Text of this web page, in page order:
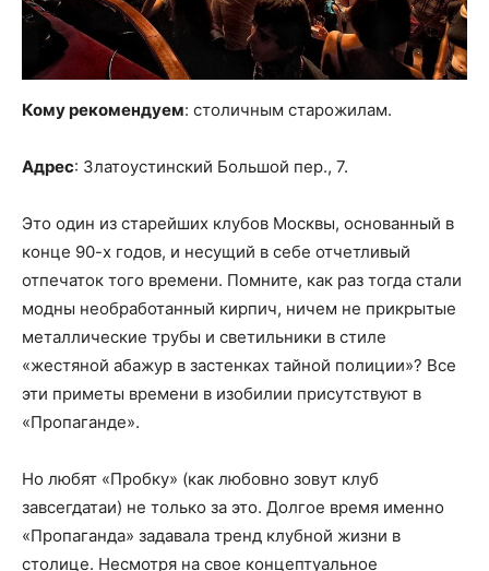
Кому рекомендуем: столичным старожилам.
Адрес: Златоустинский Большой пер., 7.
Это один из старейших клубов Москвы, основанный в
конце 90-х годов, и несущий в себе отчетливый
отпечаток того времени. Помните, как раз тогда стали
модны необработанный кирпич, ничем не прикрытые
металлические трубы и светильники в стиле
«жестяной абажур в застенках тайной полиции»? Все
эти приметы времени в изобилии присутствуют в
«Пропаганде».
Но любят «Пробку» (как любовно зовут клуб
завсегдатаи) не только за это. Долгое время именно
«Пропаганда» задавала тренд клубной жизни в
столице. Несмотря на свое концептуальное